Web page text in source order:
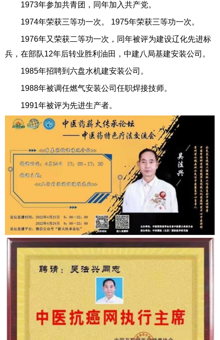
1973年参加共青团，同年加入共产党。
1974年荣获三等功一次。 1975年荣获三等功一次。
1976年又荣获二等功一次，同年被评为建设辽化先进标
兵，在部队12年后转业胜利油田，中建八局基建安装公司。
1985年招聘到六盘水机建安装公司。
1988年被调任燃气安装公司任职焊接技师。
1991年被评为先进生产者。